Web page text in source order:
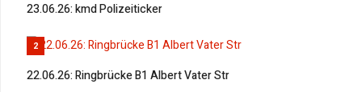
23.06.26: kmd Polizeiticker
2
22.06.26: Ringbrücke B1 Albert Vater Str